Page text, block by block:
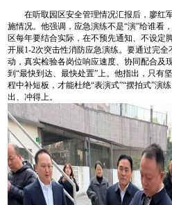
在听取园区安全管理情况汇报后，廖红
施情况。他强调，应急演练不是“演”给谁看
区每年要结合实际，在不预先通知、不设定
开展1-2次突击性消防应急演练。要通过完
动，真实检验各岗位响应速度、协同配合及
到“最快到达、最快处置”上。他指出，只有
程中补短板，才能杜绝“表演式”“摆拍式”演
出、冲得上。